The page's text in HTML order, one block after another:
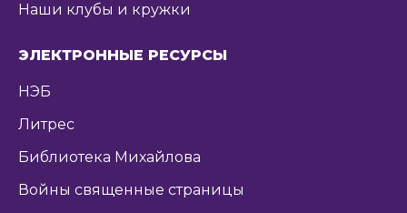
Наши клубы и кружки
ЭЛЕКТРОННЫЕ РЕСУРСЫ
НЭБ
Литрес
Библиотека Михайлова
Войны священные страницы